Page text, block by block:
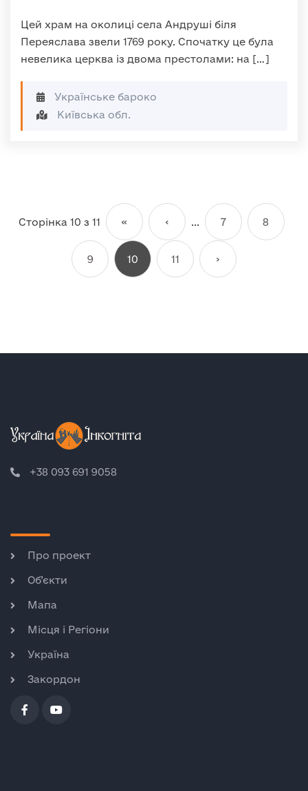
Цей храм на околиці села Андруші біля
Переяслава звели 1769 року. Спочатку це була
невелика церква із двома престолами: на […]
Українське бароко
Київська обл.
Сторінка 10 з 11 « ‹ ... 7 8
9 10 11 ›
+38 093 691 9058
Про проект
Об’єкти
Мапа
Місця і Регіони
Україна
Закордон